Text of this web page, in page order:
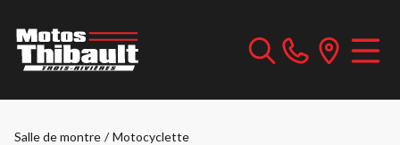
Salle de montre / Motocyclette